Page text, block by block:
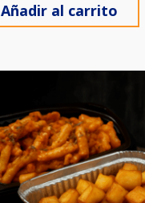
Añadir al carrito